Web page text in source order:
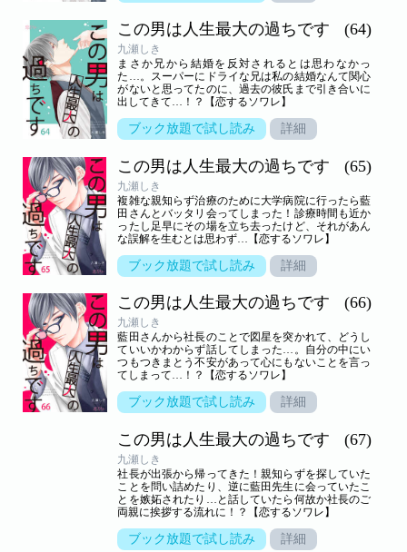
この男は人生最大の過ちです (64)
九瀬しき
まさか兄から結婚を反対されるとは思わなかっ
た…。スーパーにドライな兄は私の結婚なんて関心
がないと思ってたのに、過去の彼氏まで引き合いに
出してきて…！？【恋するソワレ】
ブック放題で試し読み 詳細
この男は人生最大の過ちです (65)
九瀬しき
複雑な親知らず治療のために大学病院に行ったら藍
田さんとバッタリ会ってしまった！診療時間も近か
ったし足早にその場を立ち去ったけど、それがあん
な誤解を生むとは思わず…【恋するソワレ】
ブック放題で試し読み 詳細
この男は人生最大の過ちです (66)
九瀬しき
藍田さんから社長のことで図星を突かれて、どうし
ていいかわからず話してしまった…。自分の中にい
つもつきまとう不安があって心にもないことを言っ
てしまって…！？【恋するソワレ】
ブック放題で試し読み 詳細
この男は人生最大の過ちです (67)
九瀬しき
社長が出張から帰ってきた！親知らずを探していた
ことを問い詰めたり、逆に藍田先生に会っていたこ
とを嫉妬されたり…と話していたら何故か社長のご
両親に挨拶する流れに！？【恋するソワレ】
ブック放題で試し読み 詳細